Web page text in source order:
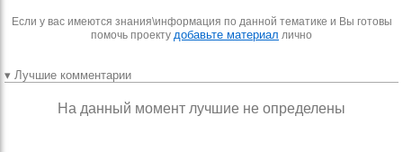
Если у вас имеются знания\информация по данной тематике и Вы готовы
помочь проекту добавьте материал лично
▾ Лучшие комментарии
На данный момент лучшие не определены